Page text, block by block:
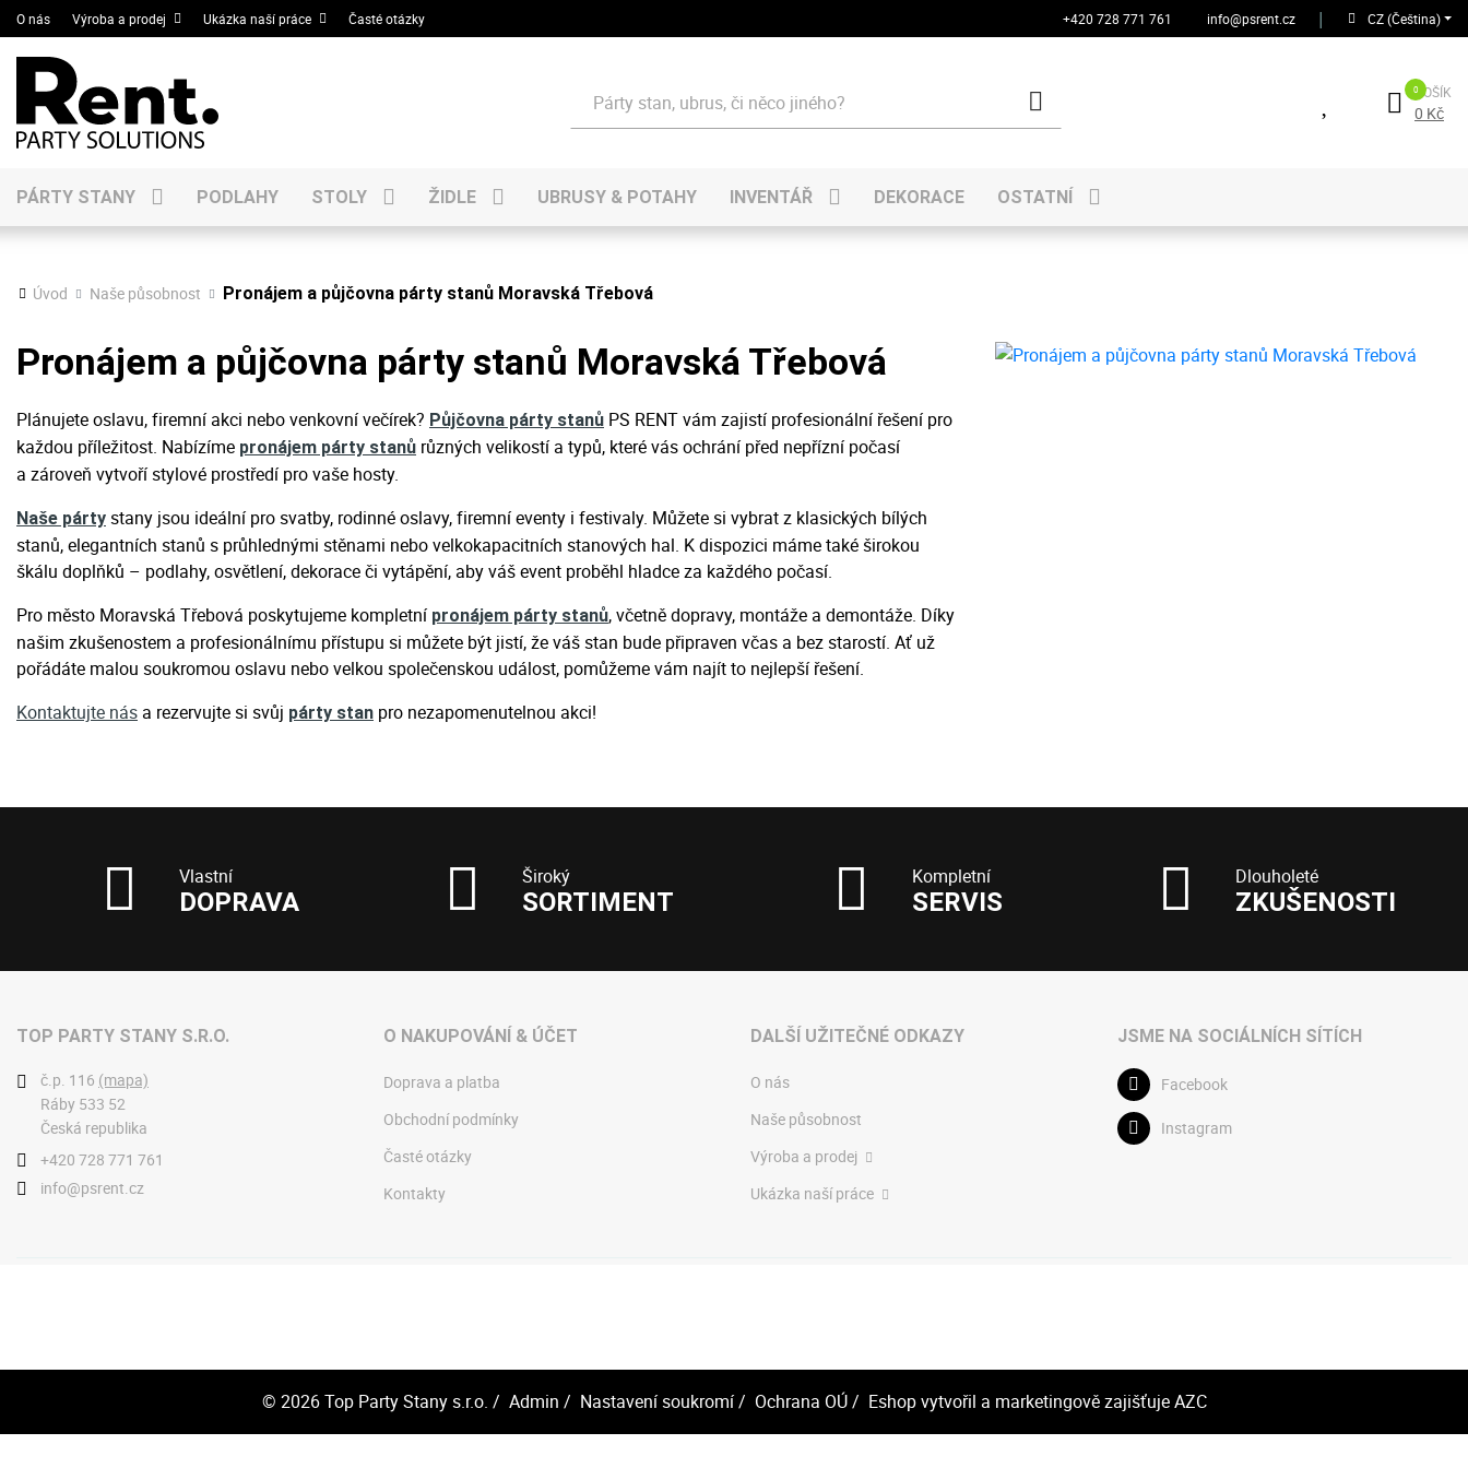
O nás Výroba a prodej Ukázka naší práce Časté otázky +420 728 771 761 info@psrent.cz CZ (Čeština)
KOŠÍK
0 Kč
PÁRTY STANY PODLAHY STOLY ŽIDLE UBRUSY & POTAHY INVENTÁŘ DEKORACE OSTATNÍ
Úvod Naše působnost Pronájem a půjčovna párty stanů Moravská Třebová
Pronájem a půjčovna párty stanů Moravská Třebová
Plánujete oslavu, firemní akci nebo venkovní večírek? Půjčovna párty stanů PS RENT vám zajistí profesionální řešení pro
každou příležitost. Nabízíme pronájem párty stanů různých velikostí a typů, které vás ochrání před nepřízní počasí
a zároveň vytvoří stylové prostředí pro vaše hosty.
Naše párty stany jsou ideální pro svatby, rodinné oslavy, firemní eventy i festivaly. Můžete si vybrat z klasických bílých
stanů, elegantních stanů s průhlednými stěnami nebo velkokapacitních stanových hal. K dispozici máme také širokou
škálu doplňků – podlahy, osvětlení, dekorace či vytápění, aby váš event proběhl hladce za každého počasí.
Pro město Moravská Třebová poskytujeme kompletní pronájem párty stanů, včetně dopravy, montáže a demontáže. Díky
našim zkušenostem a profesionálnímu přístupu si můžete být jistí, že váš stan bude připraven včas a bez starostí. Ať už
pořádáte malou soukromou oslavu nebo velkou společenskou událost, pomůžeme vám najít to nejlepší řešení.
Kontaktujte nás a rezervujte si svůj párty stan pro nezapomenutelnou akci!
Vlastní
DOPRAVA
Široký
SORTIMENT
Kompletní
SERVIS
Dlouholeté
ZKUŠENOSTI
TOP PARTY STANY S.R.O.
č.p. 116 (mapa)
Ráby 533 52
Česká republika
+420 728 771 761
info@psrent.cz
O NAKUPOVÁNÍ & ÚČET
Doprava a platba
Obchodní podmínky
Časté otázky
Kontakty
DALŠÍ UŽITEČNÉ ODKAZY
O nás
Naše působnost
Výroba a prodej
Ukázka naší práce
JSME NA SOCIÁLNÍCH SÍTÍCH
Facebook
Instagram
© 2026Top Party Stany s.r.o. / Admin / Nastavení soukromí/ Ochrana OÚ/ Eshop vytvořil a marketingově zajišťujeAZC